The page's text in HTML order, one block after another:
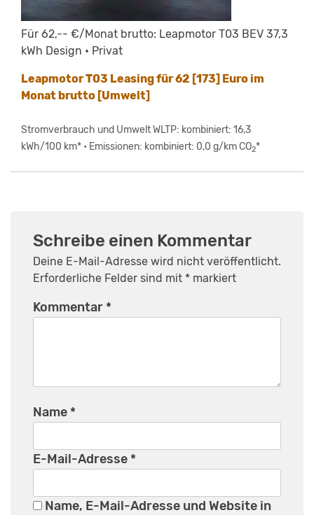
Für 62,-- €/Monat brutto: Leapmotor T03 BEV 37,3
kWh Design • Privat
Leapmotor T03 Leasing für 62 [173] Euro im
Monat brutto [Umwelt]
Stromverbrauch und Umwelt WLTP: kombiniert: 16,3
kWh/100 km* • Emissionen: kombiniert: 0,0 g/km CO2*
Schreibe einen Kommentar
Deine E-Mail-Adresse wird nicht veröffentlicht.
Erforderliche Felder sind mit * markiert
Kommentar *
Name *
E-Mail-Adresse *
Name, E-Mail-Adresse und Website in